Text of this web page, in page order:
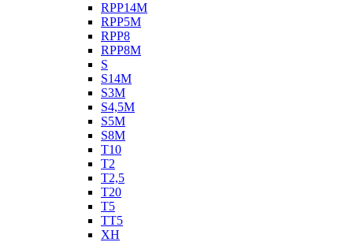
RPP14M
RPP5M
RPP8
RPP8M
S
S14M
S3M
S4,5M
S5M
S8M
T10
T2
T2,5
T20
T5
TT5
XH